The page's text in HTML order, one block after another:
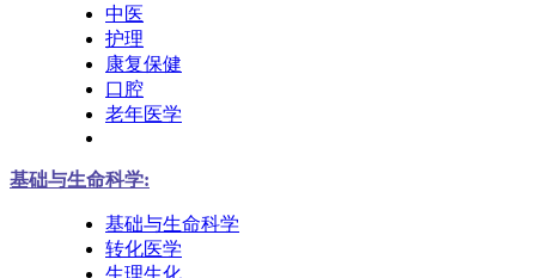
中医
护理
康复保健
口腔
老年医学
基础与生命科学:
基础与生命科学
转化医学
生理生化